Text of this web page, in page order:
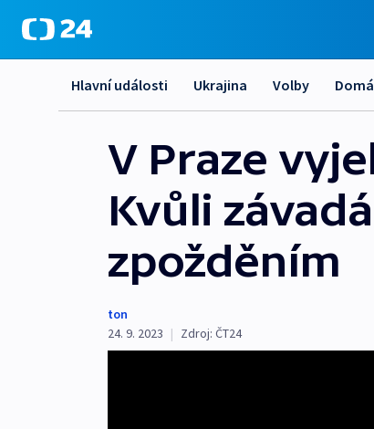
Hlavní události Ukrajina Volby
V Praze
Kvůli
zpožděním
ton
24. 9. 2023 | Zdroj: ČT24